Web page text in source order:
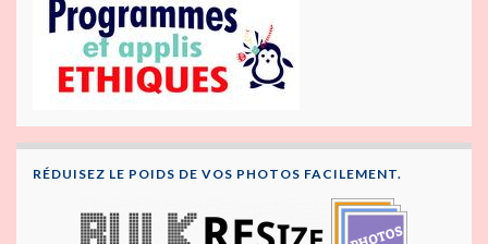
RÉDUISEZ LE POIDS DE VOS PHOTOS FACILEMENT.